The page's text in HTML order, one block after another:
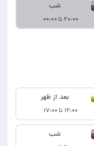
شب
۲۰:۰۰ تا ۰۰:۰۰
بعد از ظهر
۱۲:۰۰ تا ۱۷:۰۰
شب